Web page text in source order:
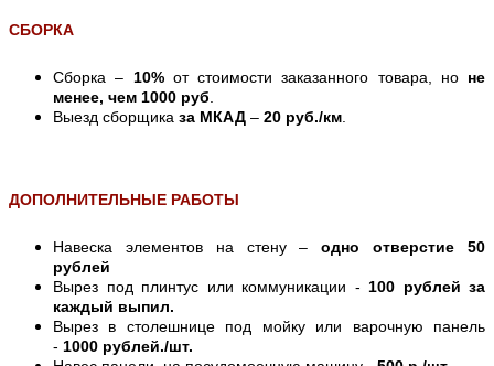
СБОРКА
Сборка – 10%от стоимости заказанного товара, но не
менее, чем 1000 руб
Выезд сборщика за МКАД – 20 руб./км
ДОПОЛНИТЕЛЬНЫЕ РАБОТЫ
Навеска элементов на стену –одно отверстие 50
рублей
Вырез под плинтус или коммуникации - 100 рублей за
каждый выпил.
Вырез в столешнице под мойку или варочную панель
- 1000 рублей./шт.